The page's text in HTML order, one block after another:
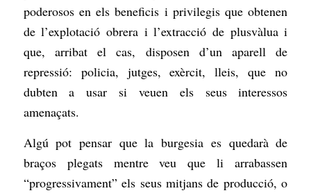
poderosos en els beneficis i privilegis que obtenen
de l’explotació obrera i l’extracció de plusvàlua i
que, arribat el cas, disposen d’un aparell de
repressió: policia, jutges, exèrcit, lleis, que no
dubten a usar si veuen els seus interessos
amenaçats.
Algú pot pensar que la burgesia es quedarà de
braços plegats mentre veu que li arrabassen
“progressivament” els seus mitjans de producció, o